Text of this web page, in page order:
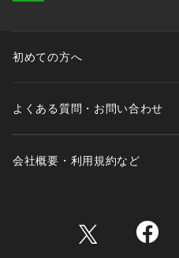
初めての方へ
よくある質問・お問い合わせ
会社概要・利用規約など